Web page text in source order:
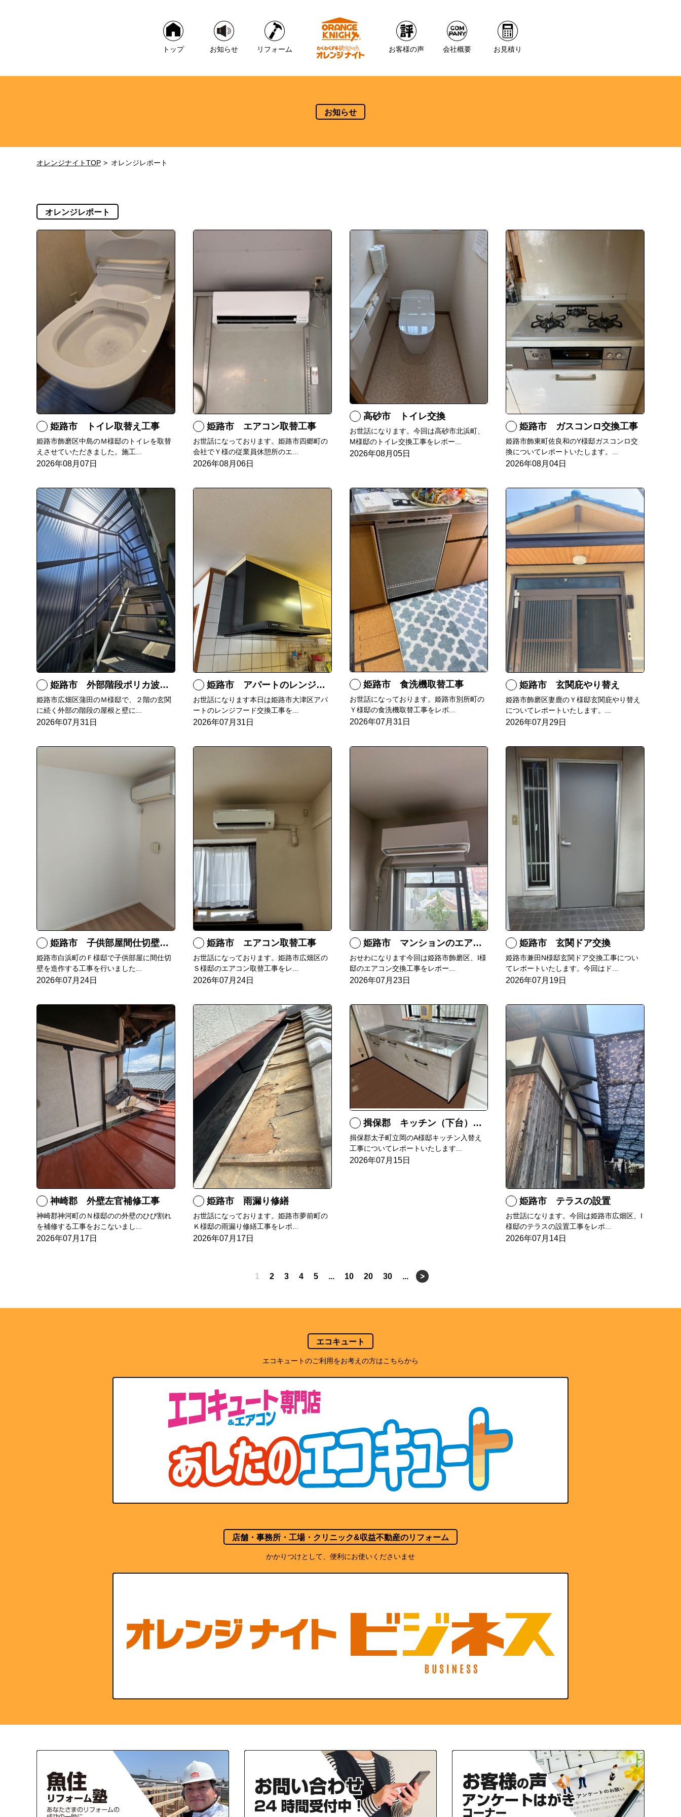
トップ お知らせ リフォーム お客様の声 会社概要 お見積り
お知らせ
オレンジナイトTOP オレンジレポート
オレンジレポート
姫路市 トイレ取替え工事
姫路市飾磨区中島のＭ様邸のトイレを取替
えさせていただきました。施工...
2026年08月07日
姫路市 エアコン取替工事
お世話になっております。姫路市四郷町の
会社でＹ様の従業員休憩所のエ...
2026年08月06日
高砂市 トイレ交換
お世話になります。今回は高砂市北浜町、
M様邸のトイレ交換工事をレポー...
2026年08月05日
姫路市 ガスコンロ交換工事
姫路市飾東町佐良和のY様邸ガスコンロ交
換についてレポートいたします。...
2026年08月04日
姫路市 外部階段ポリカ波板張替工事
姫路市広畑区蒲田のＭ様邸で、２階の玄関
に続く外部の階段の屋根と壁に...
2026年07月31日
姫路市 アパートのレンジフード交換
お世話になります本日は姫路市大津区アパ
ートのレンジフード交換工事を...
2026年07月31日
姫路市 食洗機取替工事
お世話になっております。姫路市別所町の
Ｙ様邸の食洗機取替工事をレポ...
2026年07月31日
姫路市 玄関庇やり替え
姫路市飾磨区妻鹿のＹ様邸玄関庇やり替え
についてレポートいたします。...
2026年07月29日
姫路市 子供部屋間仕切壁造作
姫路市白浜町のＦ様邸で子供部屋に間仕切
壁を造作する工事を行いました...
2026年07月24日
姫路市 エアコン取替工事
お世話になっております。姫路市広畑区の
Ｓ様邸のエアコン取替工事をレ...
2026年07月24日
姫路市 マンションのエアコンをダイキンRXへ交換
おせわになります今回は姫路市飾磨区、I様
邸のエアコン交換工事をレポー...
2026年07月23日
姫路市 玄関ドア交換
姫路市兼田N様邸玄関ドア交換工事につい
てレポートいたします。今回はド...
2026年07月19日
神崎郡 外壁左官補修工事
神崎郡神河町のＮ様邸のの外壁のひび割れ
を補修する工事をおこないまし...
2026年07月17日
姫路市 雨漏り修繕
お世話になっております。姫路市夢前町の
Ｋ様邸の雨漏り修繕工事をレポ...
2026年07月17日
揖保郡 キッチン（下台）交換
揖保郡太子町立岡のA様邸キッチン入替え
工事についてレポートいたします...
2026年07月15日
姫路市 テラスの設置
お世話になります。今回は姫路市広畑区、I
様邸のテラスの設置工事をレポ...
2026年07月14日
1 2 3 4 5 ... 10 20 30 ... >
エコキュート
エコキュートのご利用をお考えの方はこちらから
店舗・事務所・工場・クリニック&収益不動産のリフォーム
かかりつけとして、便利にお使いくださいませ